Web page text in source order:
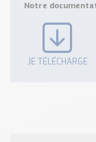
Notre
JE TÉLÉCHARGE